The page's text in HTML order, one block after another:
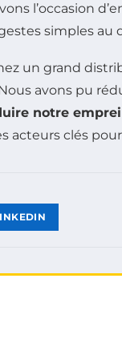
l’occasion
simples au
un grand
avons pu
notre
acteurs clés